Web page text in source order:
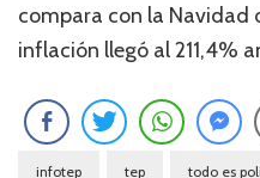
compara con la Navidad
inflación llegó al 211,4%
infotep tep todo es